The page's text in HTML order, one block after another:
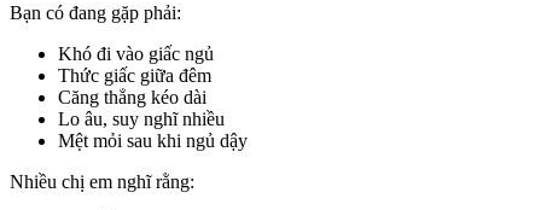
Bạn có đang gặp phải:
Khó đi vào giấc ngủ
Thức giấc giữa đêm
Căng thẳng kéo dài
Lo âu, suy nghĩ nhiều
Mệt mỏi sau khi ngủ dậy
Nhiều chị em nghĩ rằng: